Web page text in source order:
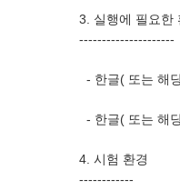
3. 실행에 필요한
---------------------
- 한글( 또는 해
- 한글( 또는 해
4. 시험 환경
------------